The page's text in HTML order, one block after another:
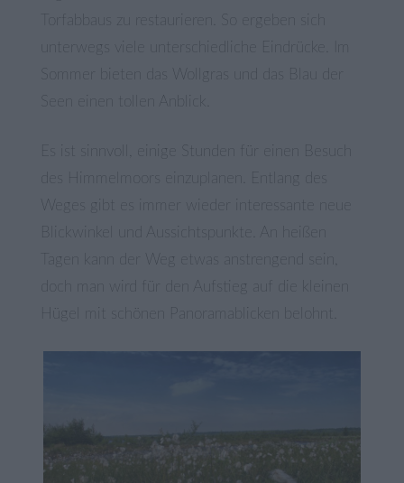
Torfabbaus zu restaurieren. So ergeben sich
unterwegs viele unterschiedliche Eindrücke. Im
Sommer bieten das Wollgras und das Blau der
Seen einen tollen Anblick.
Es ist sinnvoll, einige Stunden für einen Besuch
des Himmelmoors einzuplanen. Entlang des
Weges gibt es immer wieder interessante neue
Blickwinkel und Aussichtspunkte. An heißen
Tagen kann der Weg etwas anstrengend sein,
doch man wird für den Aufstieg auf die kleinen
Hügel mit schönen Panoramablicken belohnt.